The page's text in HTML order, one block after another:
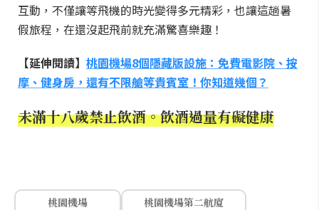
互動，不僅讓等飛機的時光變得多元精彩，也讓這趟暑
假旅程，在還沒起飛前就充滿驚喜樂趣！
【延伸閱讀】 桃園機場8個隱藏版設施：免費電影院、按
摩、健身房，還有不限艙等貴賓室！你知道幾個？
未滿十八歲禁止飲酒。飲酒過量有礙健康
桃園機場
桃園機場第二航廈